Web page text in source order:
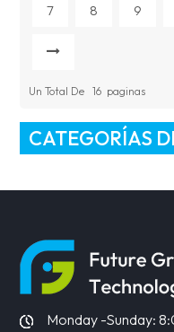
7 8 9
Un Total De 16 Paginas
CATEGORÍAS
Monday -Sunday: